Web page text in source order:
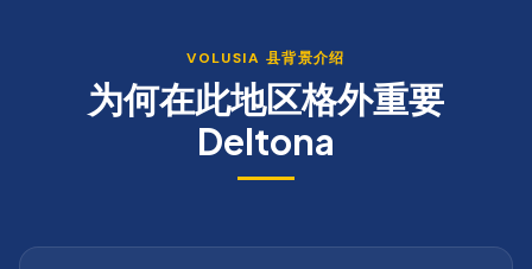
VOLUSIA 县背景介绍
为何在此地区格外重要
Deltona